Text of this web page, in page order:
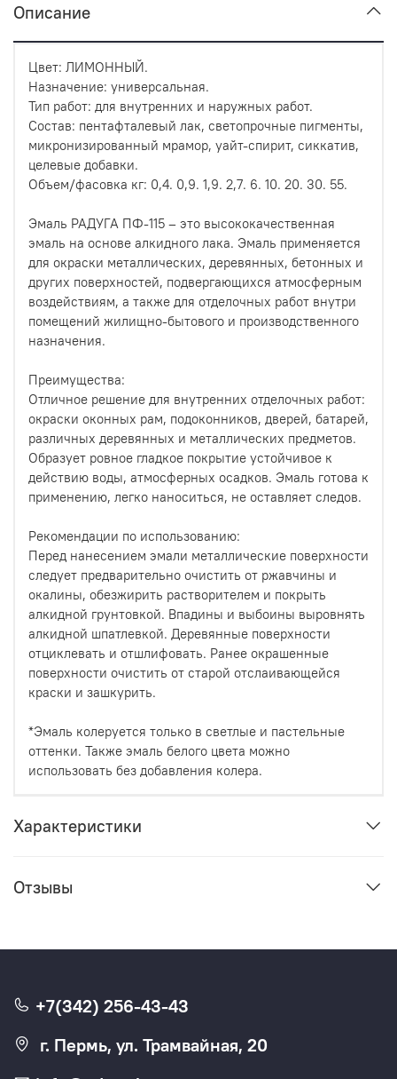
Описание
Цвет: ЛИМОННЫЙ.
Назначение: универсальная.
Тип работ: для внутренних и наружных работ.
Состав: пентафталевый лак, светопрочные пигменты,
микронизированный мрамор, уайт-спирит, сиккатив,
целевые добавки.
Объем/фасовка кг: 0,4. 0,9. 1,9. 2,7. 6. 10. 20. 30. 55.
Эмаль РАДУГА ПФ-115 – это высококачественная
эмаль на основе алкидного лака. Эмаль применяется
для окраски металлических, деревянных, бетонных и
других поверхностей, подвергающихся атмосферным
воздействиям, а также для отделочных работ внутри
помещений жилищно-бытового и производственного
назначения.
Преимущества:
Отличное решение для внутренних отделочных работ:
окраски оконных рам, подоконников, дверей, батарей,
различных деревянных и металлических предметов.
Образует ровное гладкое покрытие устойчивое к
действию воды, атмосферных осадков. Эмаль готова к
применению, легко наноситься, не оставляет следов.
Рекомендации по использованию:
Перед нанесением эмали металлические поверхности
следует предварительно очистить от ржавчины и
окалины, обезжирить растворителем и покрыть
алкидной грунтовкой. Впадины и выбоины выровнять
алкидной шпатлевкой. Деревянные поверхности
отциклевать и отшлифовать. Ранее окрашенные
поверхности очистить от старой отслаивающейся
краски и зашкурить.
*Эмаль колеруется только в светлые и пастельные
оттенки. Также эмаль белого цвета можно
использовать без добавления колера.
Характеристики
Отзывы
+7(342) 256-43-43
г. Пермь, ул. Трамвайная, 20